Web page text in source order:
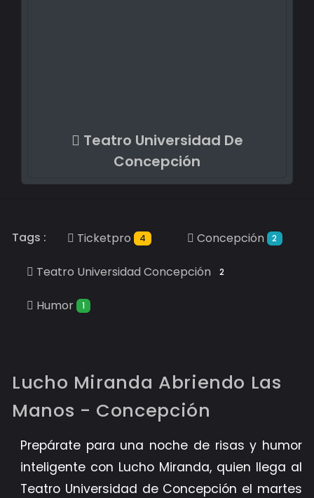
Teatro Universidad De
Concepción
Tags : Ticketpro 4 Concepción 2
Teatro Universidad Concepción 2
Humor 1
Lucho Miranda Abriendo Las
Manos - Concepción
Prepárate para una noche de risas y humor
inteligente con Lucho Miranda, quien llega al
Teatro Universidad de Concepción el martes